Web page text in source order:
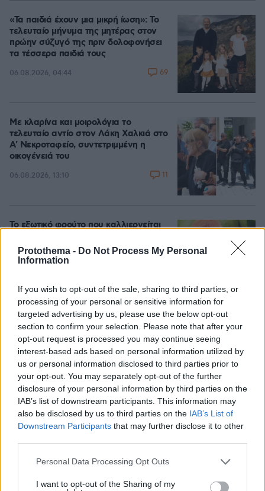
Protothema - Do Not Process My Personal
Information
If you wish to opt-out of the sale, sharing to third parties, or
processing of your personal or sensitive information for
targeted advertising by us, please use the below opt-out
section to confirm your selection. Please note that after your
opt-out request is processed you may continue seeing
interest-based ads based on personal information utilized by
us or personal information disclosed to third parties prior to
your opt-out. You may separately opt-out of the further
disclosure of your personal information by third parties on the
IAB’s list of downstream participants. This information may
also be disclosed by us to third parties on the IAB’s List of
Downstream Participants that may further disclose it to other
Please note that this website/app uses one or more Google
not limited to your visit or usage behaviour. You may click to
Personal Data Processing Opt Outs
I want to opt-out of the Sharing of my
«Τα παιδιά έχουν μια μικρή ίωση»: Το
τελευταίο μήνυμα της μητέρας στον
πρώην σύζυγό της πριν δολοφονήσει
τα τέσσερα παιδιά τους
06.08.2026, 04:44 69
Με κλαρίνα και μοιρολόγια το
τελευταίο αντίο στον Λάκη Χαλκιά στο
A' Νεκροταφείο, συντετριμμένη η
οικογένειά του
06.08.2026, 13:10 11
Το εξωτικό φρούτο που καλλιεργείται
06.08.2026, 10:57 11
Games
Cut The Rope Candy
ΔΕΙΤΕ ΟΛΑ ΤΑ GAMES